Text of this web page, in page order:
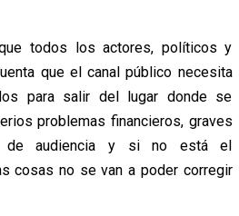
todos los actores, políticos y
que el canal público necesita
para salir del lugar donde se
problemas financieros, graves
de audiencia y si no está el
cosas no se van a poder corregir